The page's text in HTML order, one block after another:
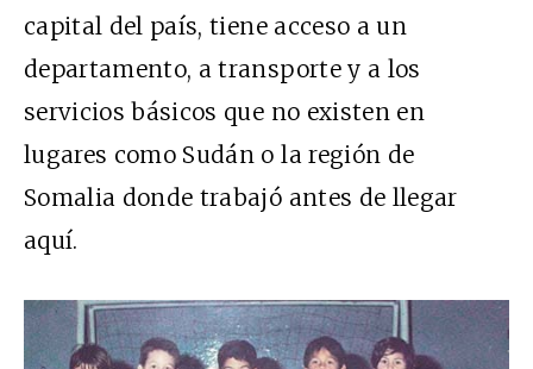
capital del país, tiene acceso a un
departamento, a transporte y a los
servicios básicos que no existen en
lugares como Sudán o la región de
Somalia donde trabajó antes de llegar
aquí.